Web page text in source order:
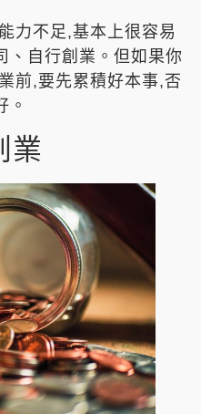
力不足,基本上很容易
、自行創業。但如果你
前,要先累積好本事,否
。
業